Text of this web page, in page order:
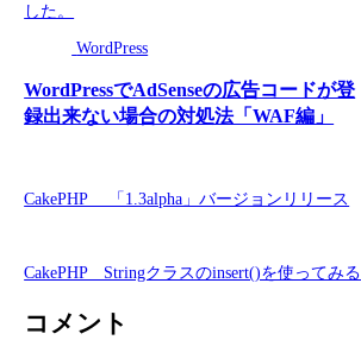
した。
WordPress
WordPressでAdSenseの広告コードが登
録出来ない場合の対処法「WAF編」
CakePHP 「1.3alpha」バージョンリリース
CakePHP Stringクラスのinsert()を使ってみる
コメント